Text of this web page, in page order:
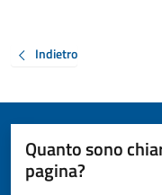
Indietro
Quanto sono
pagina?